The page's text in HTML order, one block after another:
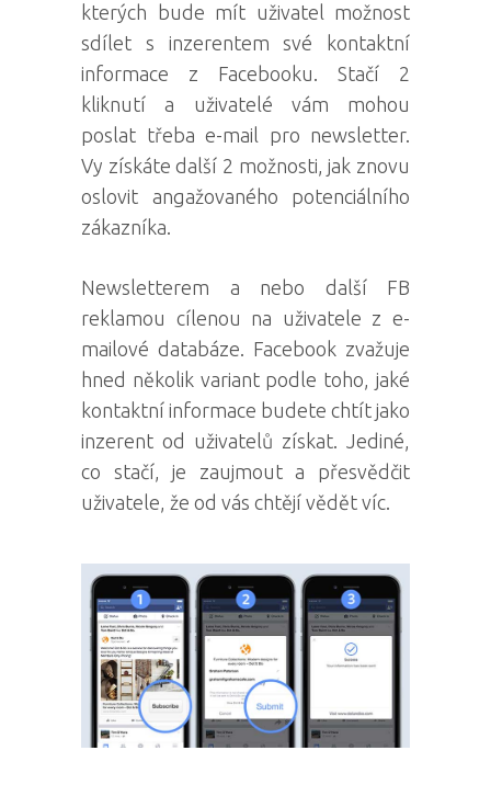
kterých bude mít uživatel možnost
sdílet s inzerentem své kontaktní
informace z Facebooku. Stačí 2
kliknutí a uživatelé vám mohou
poslat třeba e-mail pro newsletter.
Vy získáte další 2 možnosti, jak znovu
oslovit angažovaného potenciálního
zákazníka.
Newsletterem a nebo další FB
reklamou cílenou na uživatele z e-
mailové databáze. Facebook zvažuje
hned několik variant podle toho, jaké
kontaktní informace budete chtít jako
inzerent od uživatelů získat. Jediné,
co stačí, je zaujmout a přesvědčit
uživatele, že od vás chtějí vědět víc.